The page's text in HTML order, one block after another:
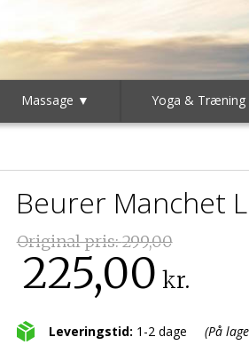
Massage ▼ Yoga &
Beurer Manchet
Original pris:299,00
225,00 kr.
Leveringstid: 1-2 dage (På